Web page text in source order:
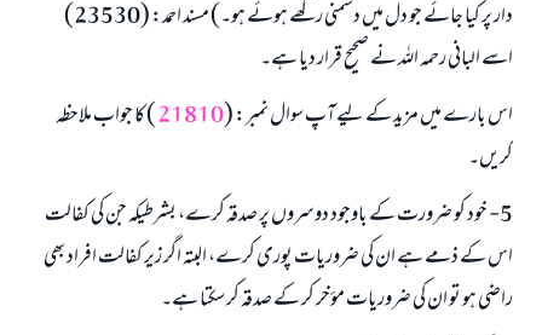
دار پر کیا جائے جو دل میں دشمنی رکھے ہوئے ہو۔) مسند احمد: (23530)
اسے البانی رحمہ اللہ نے صحیح قرار دیا ہے۔
اس بارے میں مزید کے لیے آپ سوال نمبر: (21810) کا جواب ملاحظہ
کریں۔
5- خود کو ضرورت کے باوجود دوسروں پر صدقہ کرے، بشرطیکہ جن کی کفالت
اس کے ذمے ہے ان کی ضروریات پوری کرے، البتہ اگر زیر کفالت افراد بھی
راضی ہو تو ان کی ضروریات مؤخر کر کے صدقہ کر سکتا ہے۔